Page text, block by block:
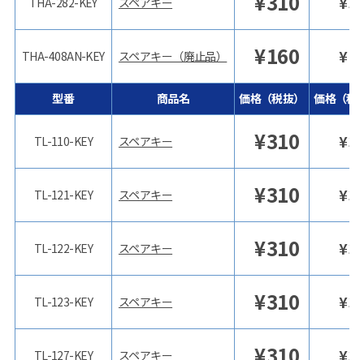
THA-408AN-KEY
型番
TL-110-KEY
TL-121-KEY
TL-122-KEY
TL-123-KEY
TL-127-KEY
スペアキー（廃止品） ¥160 ¥
商品名 価格（税抜） 価格（税
スペアキー ¥310 ¥
スペアキー ¥310 ¥
スペアキー ¥310 ¥
スペアキー ¥310 ¥
スペアキー ¥